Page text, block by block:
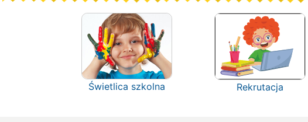
Świetlica szkolna Rekrutacja